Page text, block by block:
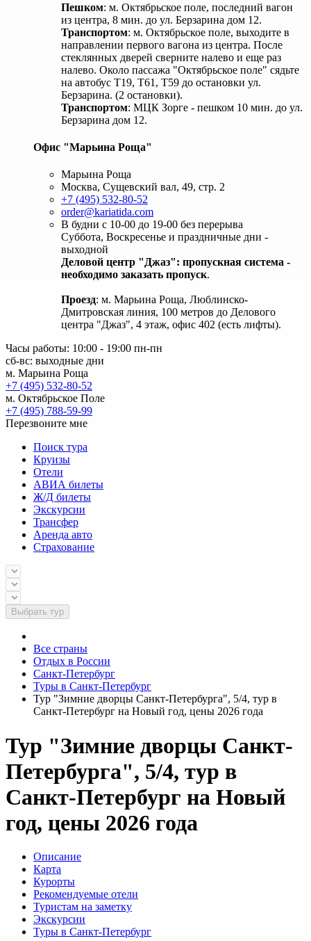
Пешком: м. Октябрьское поле, последний вагон
из центра, 8 мин. до ул. Берзарина дом 12.
Транспортом: м. Октябрьское поле, выходите в
направлении первого вагона из центра. После
стеклянных дверей сверните налево и еще раз
налево. Около пассажа "Октябрьское поле" сядьте
на автобус Т19, Т61, Т59 до остановки ул.
Берзарина. (2 остановки).
Транспортом: МЦК Зорге - пешком 10 мин. до ул.
Берзарина дом 12.
Офис "Марьина Роща"
Марьина Роща
Москва, Сущевский вал, 49, стр. 2
+7 (495) 532-80-52
order@kariatida.com
В будни с 10-00 до 19-00 без перерыва
Суббота, Воскресенье и праздничные дни -
выходной
Деловой центр "Джаз": пропускная система -
необходимо заказать пропуск.
Проезд: м. Марьина Роща, Люблинско-
Дмитровская линия, 100 метров до Делового
центра "Джаз", 4 этаж, офис 402 (есть лифты).
Часы работы: 10:00 - 19:00 пн-пн
сб-вс: выходные дни
м. Марьина Роща
+7 (495) 532-80-52
м. Октябрьское Поле
+7 (495) 788-59-99
Перезвоните мне
Поиск тура
Круизы
Отели
АВИА билеты
Ж/Д билеты
Экскурсии
Трансфер
Аренда авто
Страхование
Выбрать тур
Все страны
Отдых в России
Санкт-Петербург
Туры в Санкт-Петербург
Тур "Зимние дворцы Санкт-Петербурга", 5/4, тур в
Санкт-Петербург на Новый год, цены 2026 года
Тур "Зимние дворцы Санкт-
Петербурга", 5/4, тур в
Санкт-Петербург на Новый
год, цены 2026 года
Описание
Карта
Курорты
Рекомендуемые отели
Туристам на заметку
Экскурсии
Туры в Санкт-Петербург